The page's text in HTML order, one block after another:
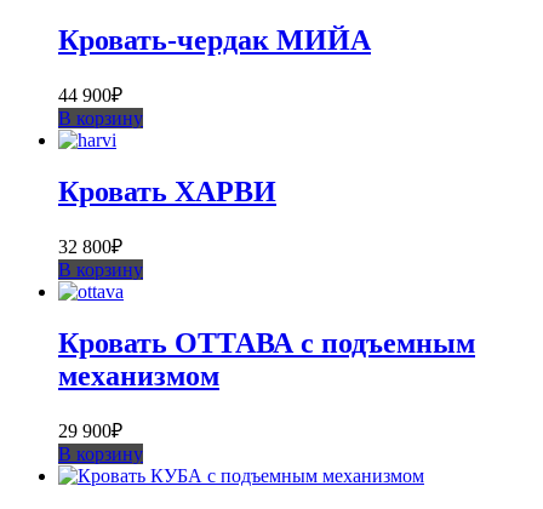
Кровать-чердак МИЙА
44 900₽
В корзину
Кровать ХАРВИ
32 800₽
В корзину
Кровать ОТТАВА с подъемным
механизмом
29 900₽
В корзину